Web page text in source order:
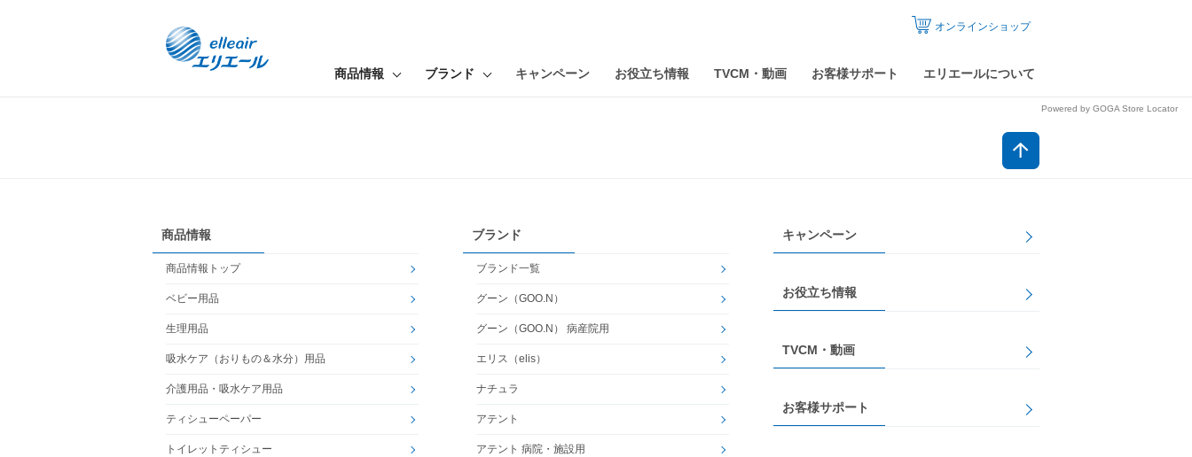
商品情報 ブランド キャンペーン お役立ち情報 TVCM・動画 お客様サポート エリエールについて
オンラインショップ
Powered by GOGA Store Locator
商品情報
商品情報トップ
ベビー用品
生理用品
吸水ケア（おりもの＆水分）用品
介護用品・吸水ケア用品
ティシューペーパー
トイレットティシュー
ブランド
ブランド一覧
グーン（GOO.N）
グーン（GOO.N） 病産院用
エリス（elis）
ナチュラ
アテント
アテント 病院・施設用
キャンペーン
お役立ち情報
TVCM・動画
お客様サポート